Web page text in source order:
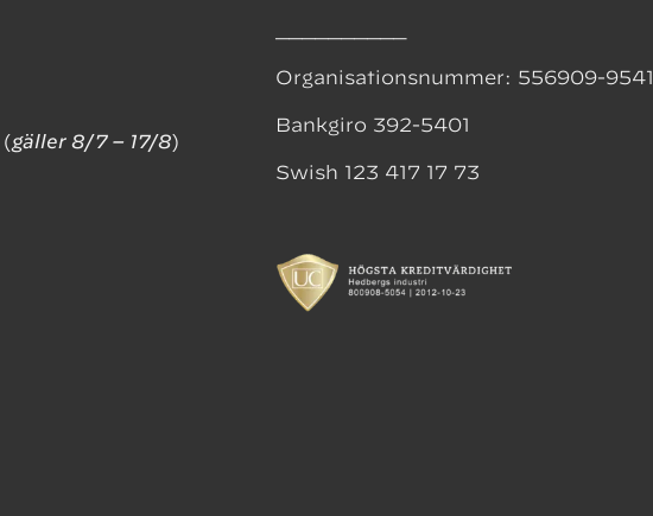
gäller 8/7 – 17/8)
Organisationsnummer: 556909-9541
Bankgiro 392-5401
Swish 123 417 17 73